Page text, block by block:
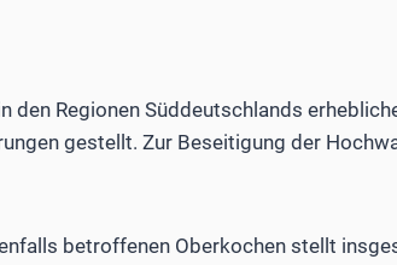
den Regionen Süddeutschlands
gestellt. Zur Beseitigung der
betroffenen Oberkochen stellt